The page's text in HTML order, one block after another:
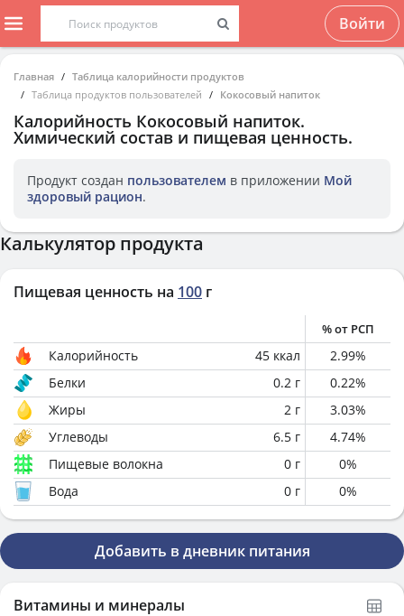
Войти
Главная
Таблица калорийности продуктов
Таблица продуктов пользователей
Кокосовый напиток
Калорийность Кокосовый напиток.
Химический состав и пищевая ценность.
Продукт создан пользователем в приложении Мой
здоровый рацион.
Калькулятор продукта
Пищевая ценность на 100 г
% от РСП
Калорийность 45 ккал 2.99%
Белки
0.2 г 0.22%
Жиры
2 г 3.03%
Углеводы
6.5 г 4.74%
Пищевые волокна
0 г 0%
Вода
0 г 0%
Добавить в дневник питания
Витамины и минералы